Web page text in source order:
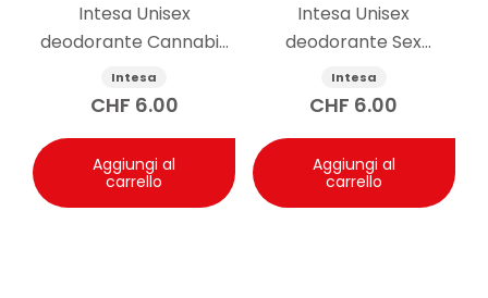
Intesa Unisex
deodorante Cannabis
125ml
Intesa
CHF 6.00
Aggiungi al
carrello
Intesa Unisex
deodorante Sex
Attraction 125ml
Intesa
CHF 6.00
Aggiungi al
carrello